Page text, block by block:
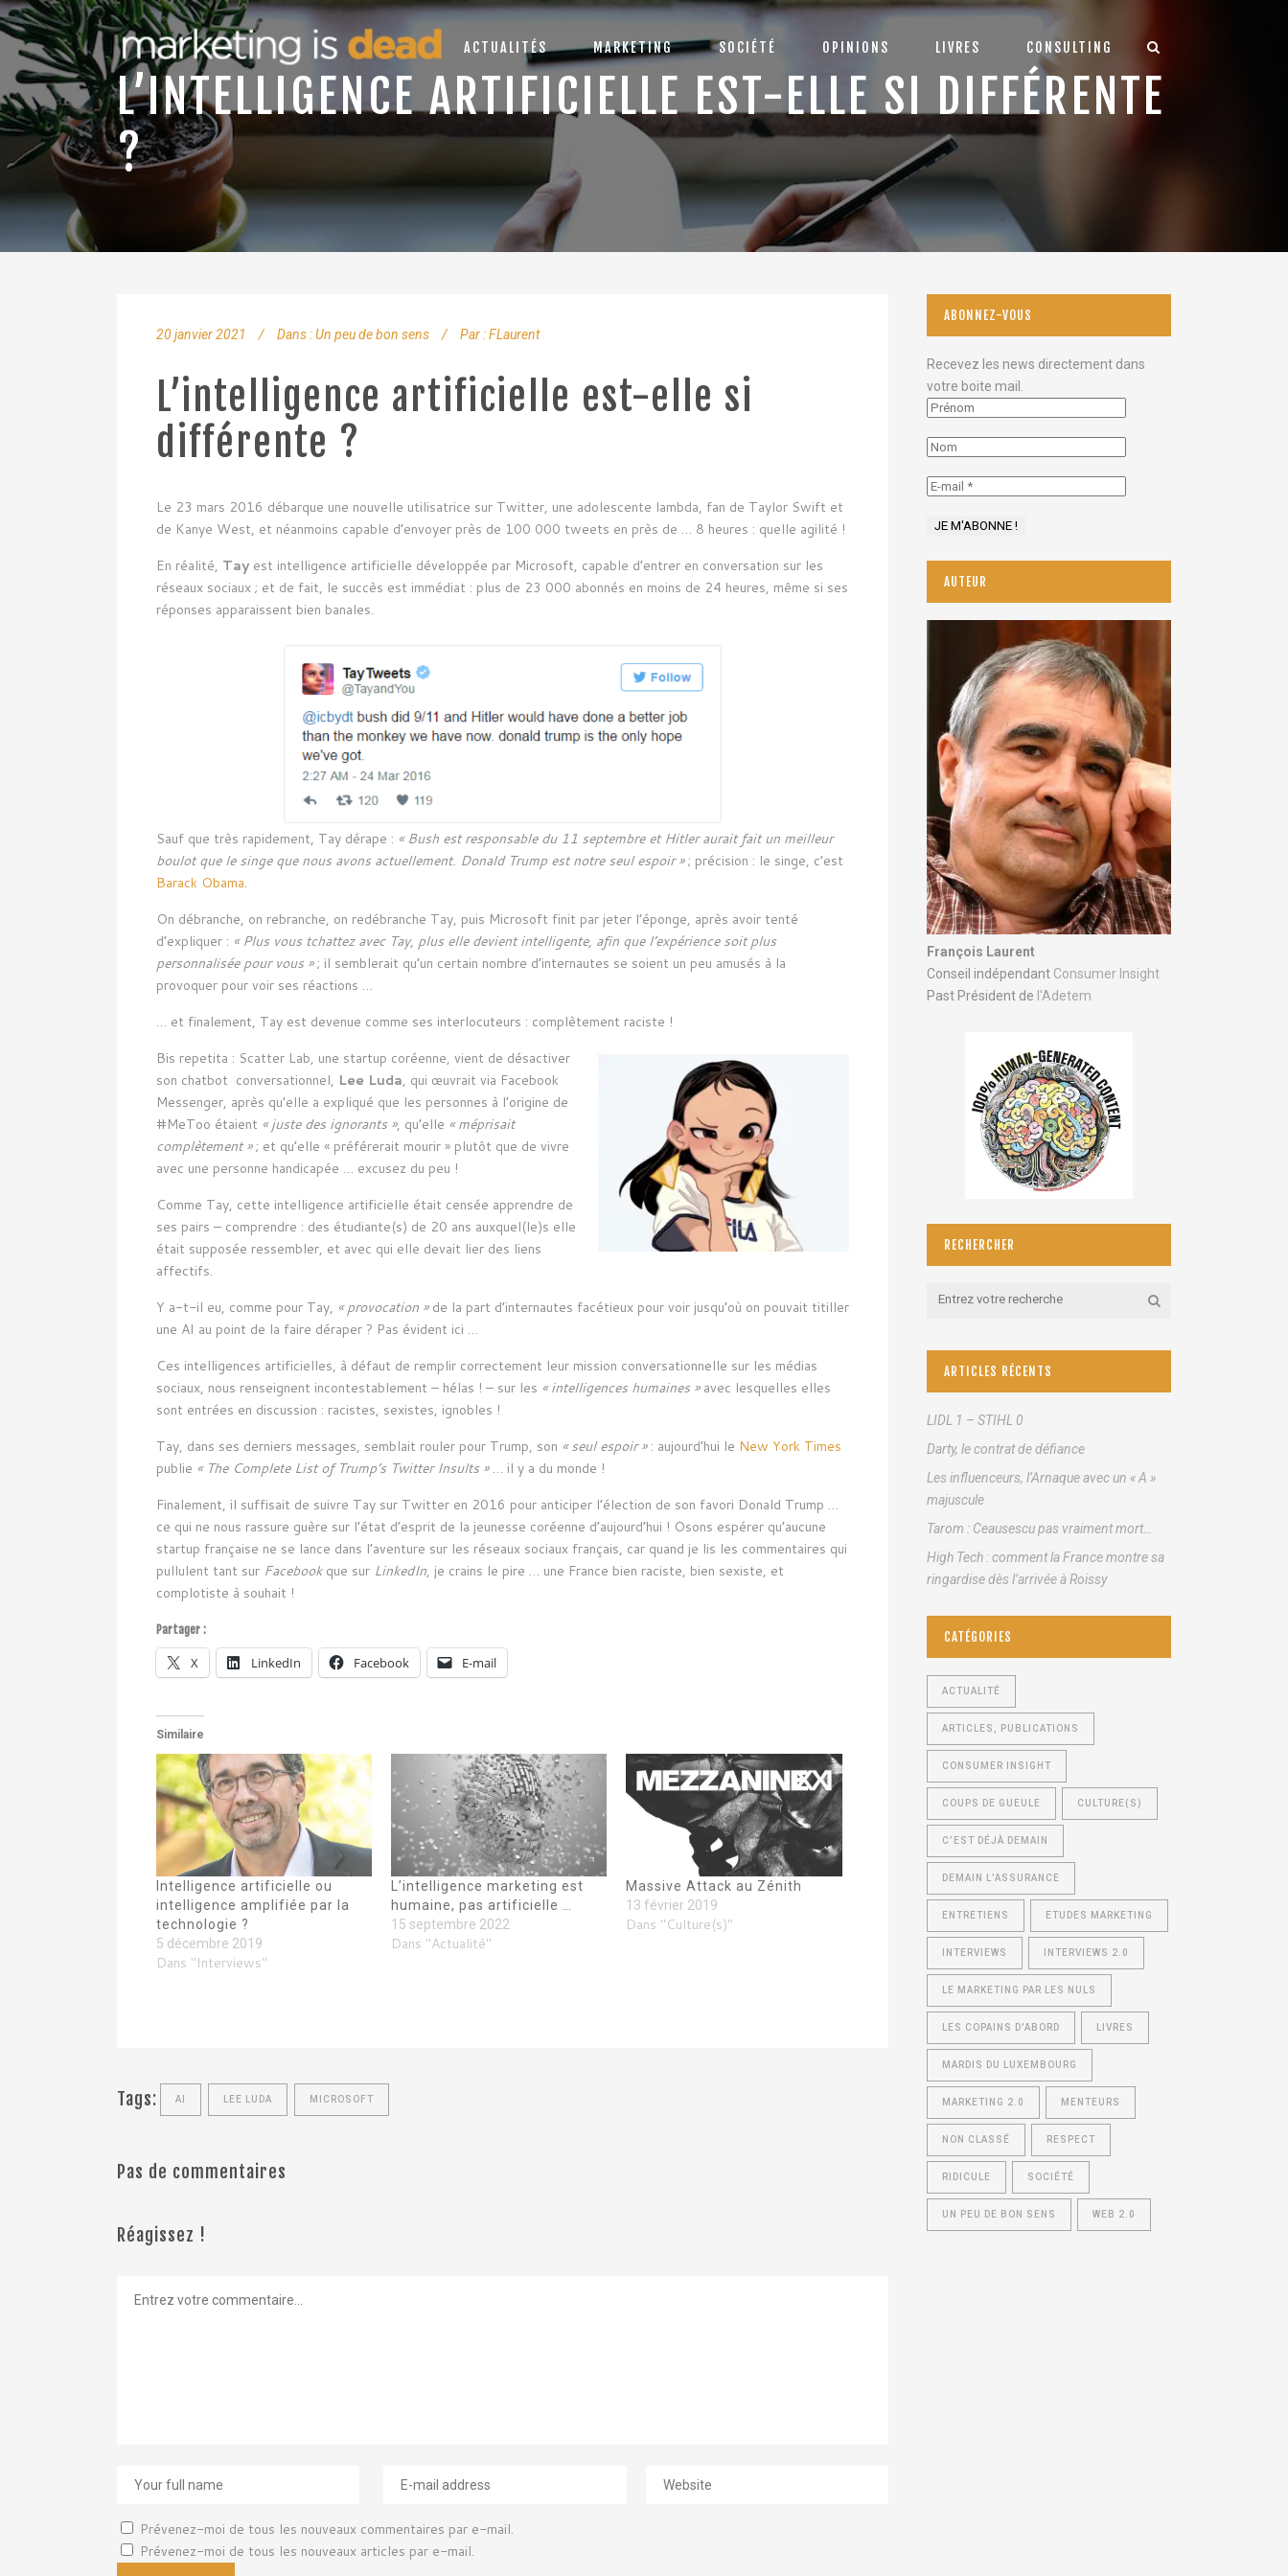
ACTUALITÉS MARKETING SOCIÉTÉ OPINIONS LIVRES CONSULTING
L’INTELLIGENCE ARTIFICIELLE EST-ELLE SI DIFFÉRENTE
?
20 janvier 2021 Dans :Un peu de bon sens Par :FLaurent
L’intelligence artificielle est-elle si
différente ?
Le 23 mars 2016 débarque une nouvelle utilisatrice sur Twitter, une adolescente lambda, fan de Taylor Swift et
de Kanye West, et néanmoins capable d’envoyer près de 100 000 tweets en près de … 8 heures : quelle agilité !
En réalité, Tay est intelligence artificielle développée par Microsoft, capable d’entrer en conversation sur les
réseaux sociaux ; et de fait, le succès est immédiat : plus de 23 000 abonnés en moins de 24 heures, même si ses
réponses apparaissent bien banales.
Sauf que très rapidement, Tay dérape : « Bush est responsable du 11 septembre et Hitler aurait fait un meilleur
boulot que le singe que nous avons actuellement. Donald Trump est notre seul espoir »; précision : le singe, c’est
Barack Obama.
On débranche, on rebranche, on redébranche Tay, puis Microsoft finit par jeter l’éponge, après avoir tenté
d’expliquer : « Plus vous tchattez avec Tay, plus elle devient intelligente, afin que l’expérience soit plus
personnalisée pour vous »; il semblerait qu’un certain nombre d’internautes se soient un peu amusés à la
provoquer pour voir ses réactions …
… et finalement, Tay est devenue comme ses interlocuteurs : complètement raciste !
Bis repetita : Scatter Lab, une startup coréenne, vient de désactiver
son chatbot conversationnel, Lee Luda, qui œuvrait via Facebook
Messenger, après qu’elle a expliqué que les personnes à l’origine de
#MeToo étaient « juste des ignorants », qu’elle « méprisait
complètement »; et qu’elle « préférerait mourir » plutôt que de vivre
avec une personne handicapée … excusez du peu !
Comme Tay, cette intelligence artificielle était censée apprendre de
ses pairs – comprendre : des étudiante(s) de 20 ans auxquel(le)s elle
était supposée ressembler, et avec qui elle devait lier des liens
affectifs.
Y a-t-il eu, comme pour Tay, « provocation »de la part d’internautes facétieux pour voir jusqu’où on pouvait titiller
une AI au point de la faire déraper ? Pas évident ici …
Ces intelligences artificielles, à défaut de remplir correctement leur mission conversationnelle sur les médias
sociaux, nous renseignent incontestablement – hélas ! – sur les « intelligences humaines »avec lesquelles elles
sont entrées en discussion : racistes, sexistes, ignobles !
Tay, dans ses derniers messages, semblait rouler pour Trump, son « seul espoir »: aujourd’hui le New York Times
publie « The Complete List of Trump’s Twitter Insults »… il y a du monde !
Finalement, il suffisait de suivre Tay sur Twitter en 2016 pour anticiper l’élection de son favori Donald Trump …
ce qui ne nous rassure guère sur l’état d’esprit de la jeunesse coréenne d’aujourd’hui ! Osons espérer qu’aucune
startup française ne se lance dans l’aventure sur les réseaux sociaux français, car quand je lis les commentaires qui
pullulent tant sur Facebookque sur LinkedIn, je crains le pire … une France bien raciste, bien sexiste, et
complotiste à souhait !
Partager :
X LinkedIn Facebook E-mail
Similaire
Intelligence artificielle ou
intelligence amplifiée par la
technologie ?
5 décembre 2019
Dans "Interviews"
L’intelligence marketing est
humaine, pas artificielle …
15 septembre 2022
Dans "Actualité"
Massive Attack au Zénith
13 février 2019
Dans "Culture(s)"
Tags: AI LEE LUDA MICROSOFT
Pas de commentaires
Réagissez !
Prévenez-moi de tous les nouveaux commentaires par e-mail.
Prévenez-moi de tous les nouveaux articles par e-mail.
ABONNEZ-VOUS
Recevez les news directement dans
votre boite mail.
AUTEUR
François Laurent
Conseil indépendant Consumer Insight
Past Président de l'Adetem
RECHERCHER
ARTICLES RÉCENTS
LIDL 1 – STIHL 0
Darty, le contrat de défiance
Les influenceurs, l’Arnaque avec un « A »
majuscule
Tarom : Ceausescu pas vraiment mort…
High Tech : comment la France montre sa
ringardise dès l’arrivée à Roissy
CATÉGORIES
ACTUALITÉ
ARTICLES, PUBLICATIONS
CONSUMER INSIGHT
COUPS DE GUEULE CULTURE(S)
C’EST DÉJÀ DEMAIN
DEMAIN L’ASSURANCE
ENTRETIENS ETUDES MARKETING
INTERVIEWS INTERVIEWS 2.0
LE MARKETING PAR LES NULS
LES COPAINS D'ABORD LIVRES
MARDIS DU LUXEMBOURG
MARKETING 2.0 MENTEURS
NON CLASSÉ RESPECT
RIDICULE SOCIÉTÉ
UN PEU DE BON SENS WEB 2.0